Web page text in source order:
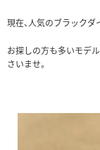
現在、人気のブラック
お探しの方も多いモデ
さいませ。